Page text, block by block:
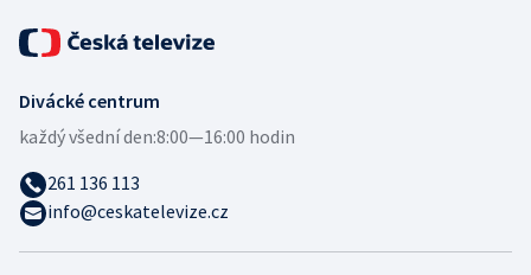
Divácké centrum
každý všední den:8:00—16:00 hodin
261 136 113
info@ceskatelevize.cz